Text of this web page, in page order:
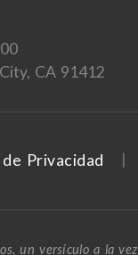
CA 91412
Privacidad
un versículo a la vez